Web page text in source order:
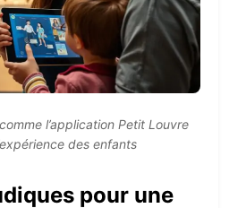
l’application Petit Louvre
des enfants
pour une